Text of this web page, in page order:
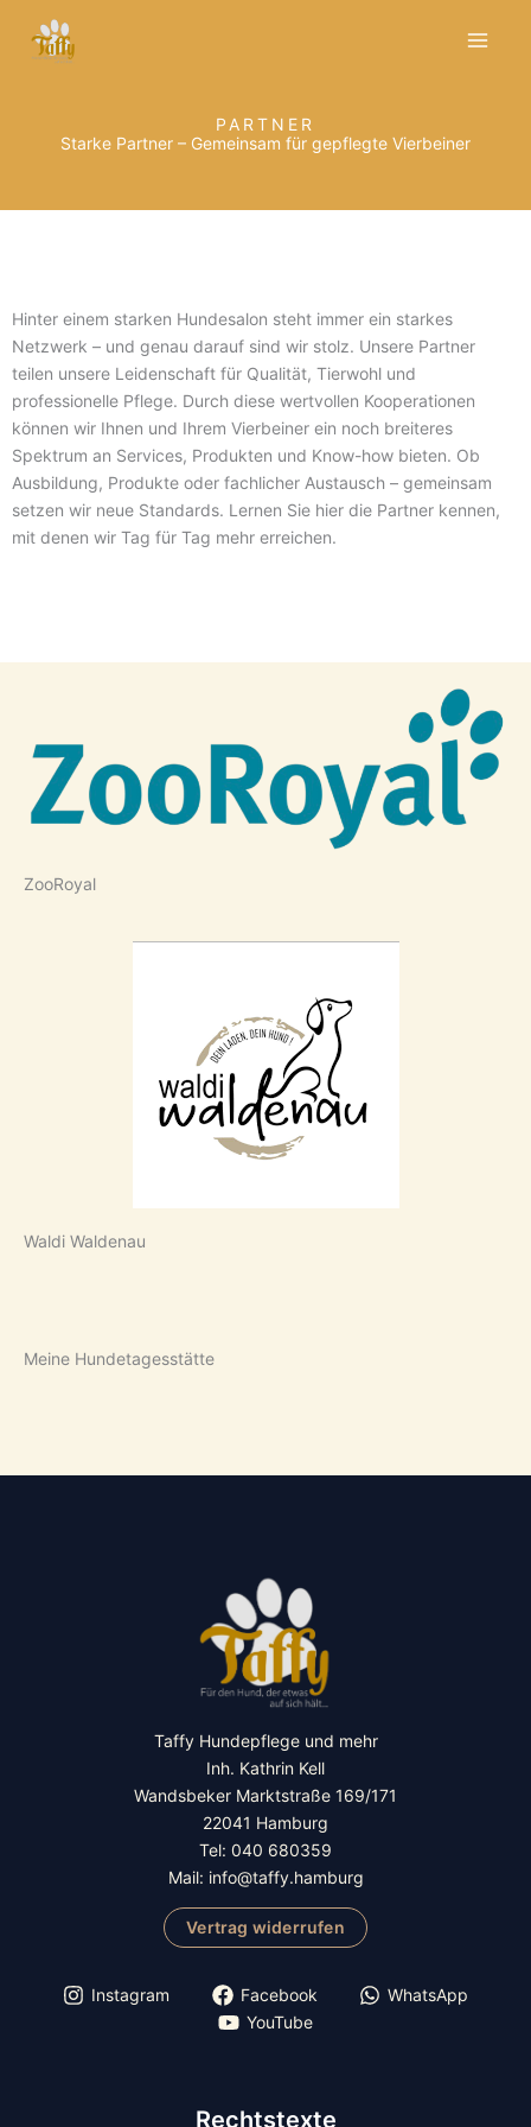
Inhalt
springen
PARTNER
Starke Partner – Gemeinsam für gepflegte Vierbeiner
Hinter einem starken Hundesalon steht immer ein starkes
Netzwerk – und genau darauf sind wir stolz. Unsere Partner
teilen unsere Leidenschaft für Qualität, Tierwohl und
professionelle Pflege. Durch diese wertvollen Kooperationen
können wir Ihnen und Ihrem Vierbeiner ein noch breiteres
Spektrum an Services, Produkten und Know-how bieten. Ob
Ausbildung, Produkte oder fachlicher Austausch – gemeinsam
setzen wir neue Standards. Lernen Sie hier die Partner kennen,
mit denen wir Tag für Tag mehr erreichen.
ZooRoyal
Waldi Waldenau
Meine Hundetagesstätte
Taffy Hundepflege und mehr
Inh. Kathrin Kell
Wandsbeker Marktstraße 169/171
22041 Hamburg
Tel: 040 680359
Mail: info@taffy.hamburg
Vertrag widerrufen
Instagram Facebook
WhatsApp
YouTube
Rechtstexte